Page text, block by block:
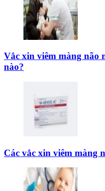
Vắc xin viêm màng não
nào?
Các vắc xin viêm màng